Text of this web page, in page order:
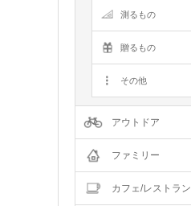
測るもの
贈るもの
その他
アウトドア
ファミリー
カフェ/レストラン